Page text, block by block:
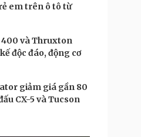
em trên ô tô từ
và Thruxton
độc đáo, động cơ
giảm giá gần 80
CX-5 và Tucson